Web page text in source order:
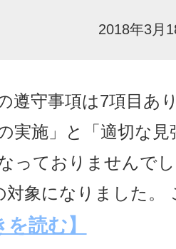
2018年3月
遵守事項は7項目あ
実施」と「適切な
っておりませんで
対象になりました。
を読む】